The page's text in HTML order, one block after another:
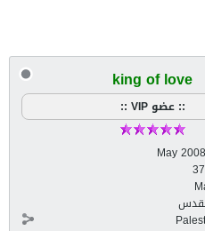
king of love
:: عضو VIP ::
May 2008